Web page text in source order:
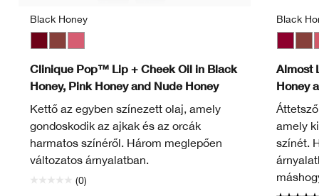
Black Honey
Clinique Pop™ Lip + Cheek Oil in Black
Honey, Pink Honey and Nude Honey
Kettő az egyben színezett olaj, amely
gondoskodik az ajkak és az orcák
harmatos színéről. Három meglepően
változatos árnyalatban.
(0)
Black
Almost
Honey
amely
színét.